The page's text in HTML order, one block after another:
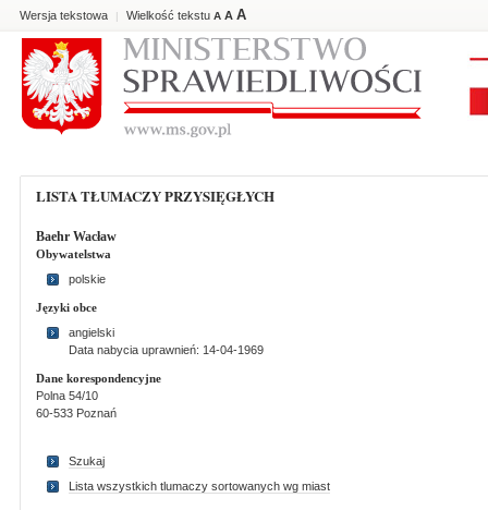
Wersja tekstowa | Wielkość tekstu A A A
LISTA TŁUMACZY PRZYSIĘGŁYCH
Baehr Wacław
Obywatelstwa
polskie
Języki obce
angielski
Data nabycia uprawnień: 14-04-1969
Dane korespondencyjne
Polna 54/10
60-533 Poznań
Szukaj
Lista wszystkich tlumaczy sortowanych wg miast